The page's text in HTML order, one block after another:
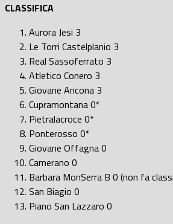
CLASSIFICA
Aurora Jesi 3
Le Torri Castelplanio 3
Real Sassoferrato 3
Atletico Conero 3
Giovane Ancona 3
Cupramontana 0*
Pietralacroce 0*
Ponterosso 0*
Giovane Offagna 0
Camerano 0
Barbara MonSerra B 0 (non fa
San Biagio 0
Piano San Lazzaro 0